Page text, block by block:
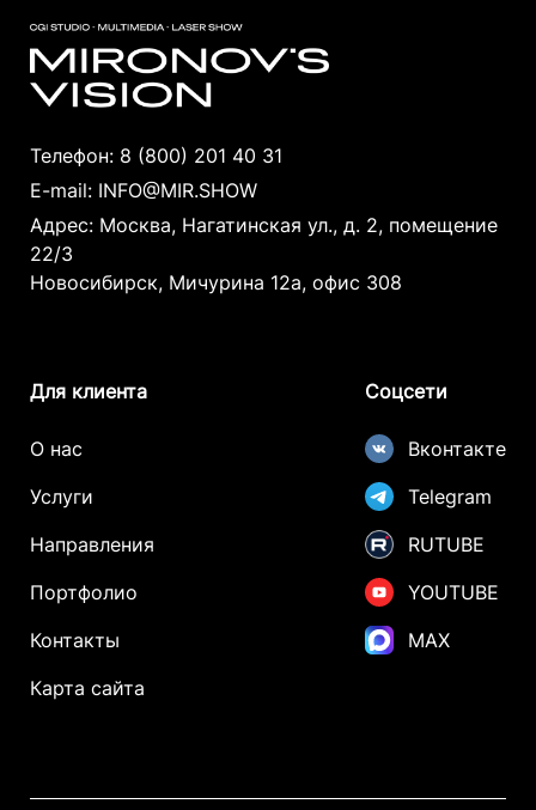
Телефон: 8 (800) 201 40 31
E-mail: INFO@MIR.SHOW
Адрес: Москва, Нагатинская ул., д. 2, помещение
22/3
Новосибирск, Мичурина 12а, офис 308
Для клиента
О нас
Услуги
Направления
Портфолио
Контакты
Карта сайта
Соцсети
Вконтакте
Telegram
RUTUBE
YOUTUBE
MAX